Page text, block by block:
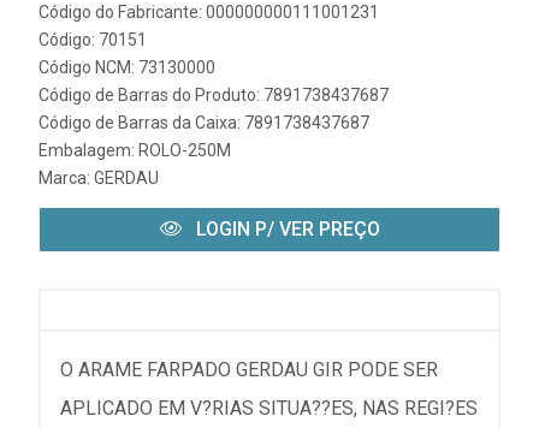
Código do Fabricante: 000000000111001231
Código: 70151
Código NCM: 73130000
Código de Barras do Produto: 7891738437687
Código de Barras da Caixa: 7891738437687
Embalagem: ROLO-250M
Marca: GERDAU
LOGIN P/ VER PREÇO
O ARAME FARPADO GERDAU GIR PODE SER
APLICADO EM V?RIAS SITUA??ES, NAS REGI?ES